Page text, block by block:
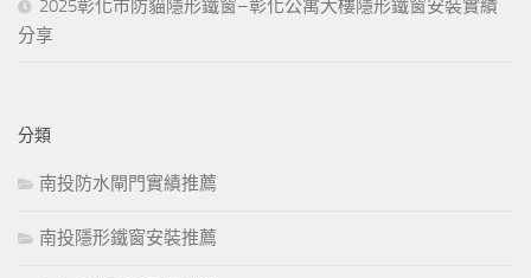
2025彰化市防貓隱形鐵窗–彰化公寓大樓隱形鐵窗安裝實績
分享
分類
南投防水閘門實績推薦
南投隱形鐵窗安裝推薦